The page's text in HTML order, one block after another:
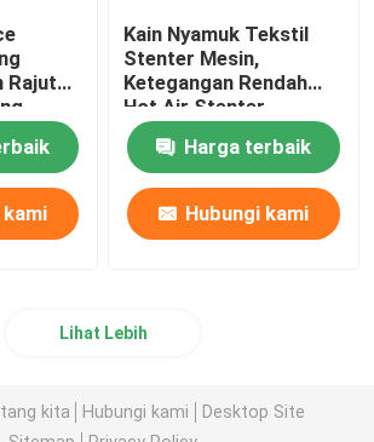
Rajut
kami
Kain Nyamuk Tekstil
Stenter Mesin,
Ketegangan Rendah
Hot Air Stenter
Machine
Harga terbaik
Hubungi kami
Lihat Lebih
kita Hubungi kami
Desktop Site